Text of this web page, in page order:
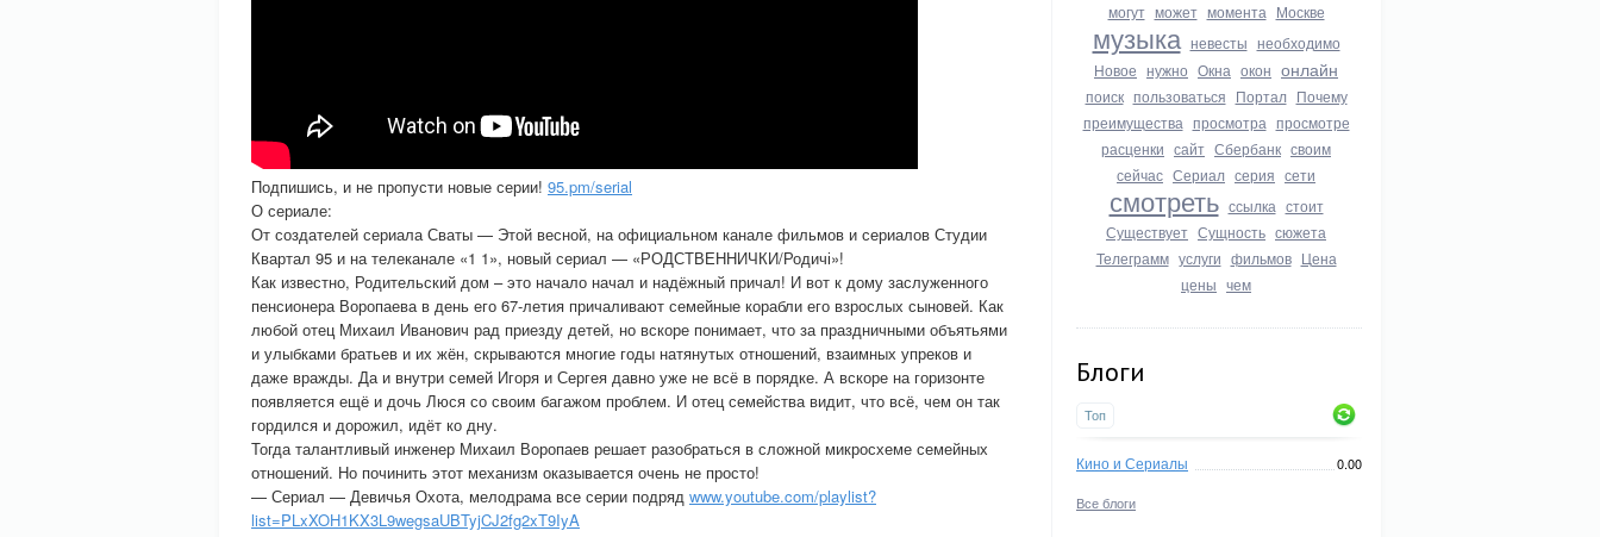
могут может момента Москве
музыка невесты необходимо
Новое нужно Окна окон онлайн
поиск пользоваться Портал Почему
преимущества просмотра просмотре
расценки сайт Сбербанк своим
сейчас Сериал серия сети
смотреть ссылка стоит
Существует Сущность сюжета
Телеграмм услуги фильмов Цена
цены чем
Блоги
Топ
Кино и Сериалы 0.00
Все блоги
Подпишись, и не пропусти новые серии! 95.pm/serial
О сериале:
От создателей сериала Сваты — Этой весной, на официальном канале фильмов и сериалов Студии
Квартал 95 и на телеканале «1 1», новый сериал — «РОДСТВЕННИЧКИ/Родичі»!
Как известно, Родительский дом – это начало начал и надёжный причал! И вот к дому заслуженного
пенсионера Воропаева в день его 67-летия причаливают семейные корабли его взрослых сыновей. Как
любой отец Михаил Иванович рад приезду детей, но вскоре понимает, что за праздничными объятьями
и улыбками братьев и их жён, скрываются многие годы натянутых отношений, взаимных упреков и
даже вражды. Да и внутри семей Игоря и Сергея давно уже не всё в порядке. А вскоре на горизонте
появляется ещё и дочь Люся со своим багажом проблем. И отец семейства видит, что всё, чем он так
гордился и дорожил, идёт ко дну.
Тогда талантливый инженер Михаил Воропаев решает разобраться в сложной микросхеме семейных
отношений. Но починить этот механизм оказывается очень не просто!
— Сериал — Девичья Охота, мелодрама все серии подряд www.youtube.com/playlist?
list=PLxXOH1KX3L9wegsaUBTyjCJ2fg2xT9IyA